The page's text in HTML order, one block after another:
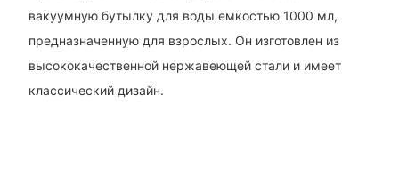
вакуумную бутылку для воды емкостью 1000 мл,
предназначенную для взрослых. Он изготовлен из
высококачественной нержавеющей стали и имеет
классический дизайн.